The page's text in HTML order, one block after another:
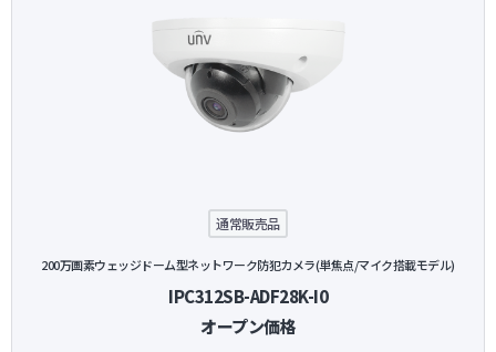
通常販売品
200万画素ウェッジドーム型ネットワーク防犯カメラ(単焦点/マイク搭載モデル)
IPC312SB-ADF28K-I0
オープン価格